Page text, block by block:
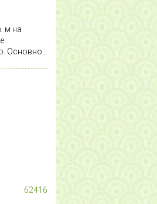
м на
Основной
ленточном
В
62416